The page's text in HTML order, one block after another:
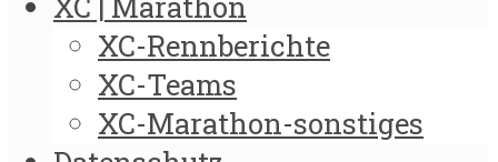
XC-Rennberichte
XC-Teams
XC-Marathon-sonstiges